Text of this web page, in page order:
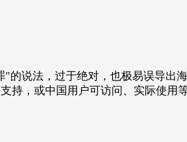
说法，过于绝对，也极易误导出
，或中国用户可访问、实际使用